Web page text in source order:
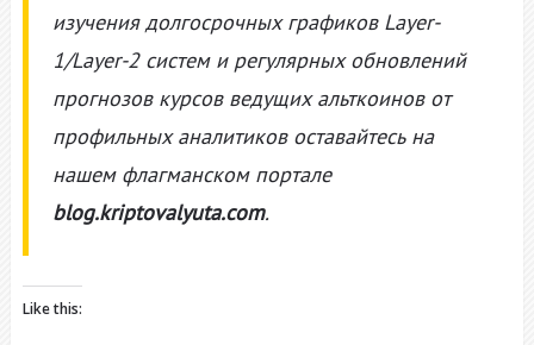
изучения долгосрочных графиков Layer-
1/Layer-2 систем и регулярных обновлений
прогнозов курсов ведущих альткоинов от
профильных аналитиков оставайтесь на
нашем флагманском портале
blog.kriptovalyuta.com.
Like this: